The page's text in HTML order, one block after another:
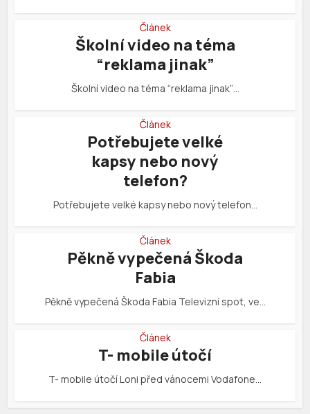
Článek
Školní video na téma
“reklama jinak”
Školní video na téma “reklama jinak”…
Článek
Potřebujete velké
kapsy nebo nový
telefon?
Potřebujete velké kapsy nebo nový telefon…
Článek
Pěkně vypečená Škoda
Fabia
Pěkně vypečená Škoda Fabia Televizní spot, ve…
Článek
T- mobile útočí
T- mobile útočí Loni před vánocemi Vodafone…